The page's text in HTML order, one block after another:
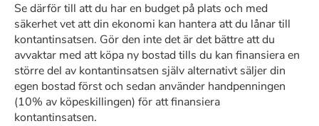
Se därför till att du har en budget på plats och med
säkerhet vet att din ekonomi kan hantera att du lånar till
kontantinsatsen. Gör den inte det är det bättre att du
avvaktar med att köpa ny bostad tills du kan finansiera en
större del av kontantinsatsen själv alternativt säljer din
egen bostad först och sedan använder handpenningen
(10% av köpeskillingen) för att finansiera
kontantinsatsen.